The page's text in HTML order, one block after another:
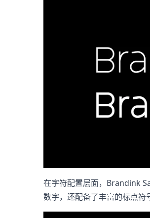
在字符配置层面，Brandink
数字，还配备了丰富的标点符